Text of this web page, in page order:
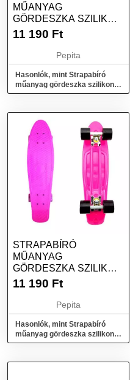
MŰANYAG
GÖRDESZKA SZILIKON
KEREKEKKEL- ZÖLD
11 190 Ft
Pepita
Hasonlók, mint Strapabíró
műanyag gördeszka szilikon
kerekekkel- zöld
STRAPABÍRÓ
MŰANYAG
GÖRDESZKA SZILIKON
KEREKEKKEL- PINK
11 190 Ft
Pepita
Hasonlók, mint Strapabíró
műanyag gördeszka szilikon
kerekekkel- pink